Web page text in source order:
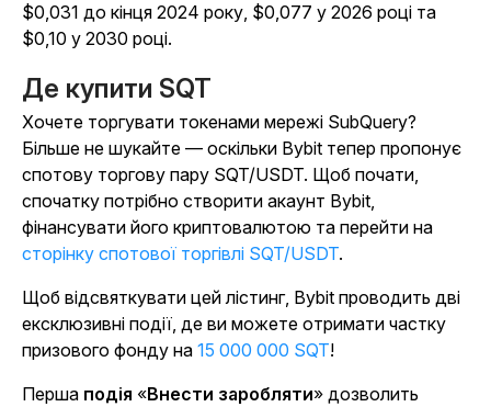
$0,031 до кінця 2024 року, $0,077 у 2026 році та
$0,10 у 2030 році.
Де купити SQT
Хочете торгувати токенами мережі SubQuery?
Більше не шукайте — оскільки Bybit тепер пропонує
спотову торгову пару SQT/USDT. Щоб почати,
спочатку потрібно створити акаунт Bybit,
фінансувати його криптовалютою та перейти на
сторінку спотової торгівлі SQT/USDT.
Щоб відсвяткувати цей лістинг, Bybit проводить дві
ексклюзивні події, де ви можете отримати частку
призового фонду на 15 000 000 SQT!
Перша подія «Внести заробляти» дозволить